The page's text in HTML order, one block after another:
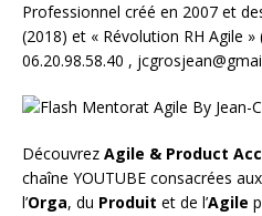
Professionnel créé en 2007 et
(2018) et « Révolution RH Agile »
06.20.98.58.40 ,
Découvrez Agile & Product
chaîne YOUTUBE consacrées
l’Orga, du Produit et de l’Agile